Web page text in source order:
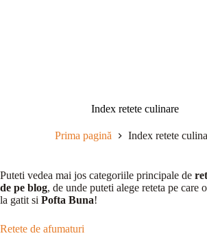
Index retete culinare
Prima pagină Index retete
Puteti vedea mai jos categoriile principale de
de pe blog, de unde puteti alege reteta pe care
la gatit si Pofta Buna!
Retete de afumaturi